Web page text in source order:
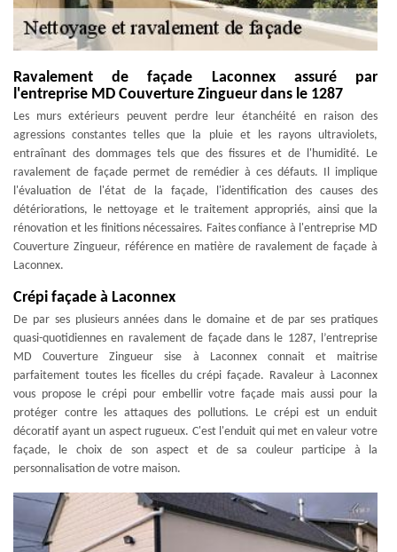
Ravalement de façade Laconnex assuré par
l'entreprise MD Couverture Zingueur dans le 1287
Les murs extérieurs peuvent perdre leur étanchéité en raison des
agressions constantes telles que la pluie et les rayons ultraviolets,
entraînant des dommages tels que des fissures et de l'humidité. Le
ravalement de façade permet de remédier à ces défauts. Il implique
l'évaluation de l'état de la façade, l'identification des causes des
détériorations, le nettoyage et le traitement appropriés, ainsi que la
rénovation et les finitions nécessaires. Faites confiance à l'entreprise MD
Couverture Zingueur, référence en matière de ravalement de façade à
Laconnex.
Crépi façade à Laconnex
De par ses plusieurs années dans le domaine et de par ses pratiques
quasi-quotidiennes en ravalement de façade dans le 1287, l’entreprise
MD Couverture Zingueur sise à Laconnex connait et maitrise
parfaitement toutes les ficelles du crépi façade. Ravaleur à Laconnex
vous propose le crépi pour embellir votre façade mais aussi pour la
protéger contre les attaques des pollutions. Le crépi est un enduit
décoratif ayant un aspect rugueux. C'est l'enduit qui met en valeur votre
façade, le choix de son aspect et de sa couleur participe à la
personnalisation de votre maison.